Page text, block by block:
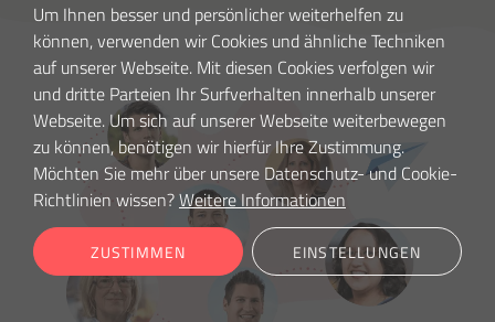
Um Ihnen besser und persönlicher weiterhelfen zu
können, verwenden wir Cookies und ähnliche Techniken
auf unserer Webseite. Mit diesen Cookies verfolgen wir
und dritte Parteien Ihr Surfverhalten innerhalb unserer
Webseite. Um sich auf unserer Webseite weiterbewegen
zu können, benötigen wir hierfür Ihre Zustimmung.
Möchten Sie mehr über unsere Datenschutz- und Cookie-
Richtlinien wissen?Weitere Informationen
ZUSTIMMEN EINSTELLUNGEN